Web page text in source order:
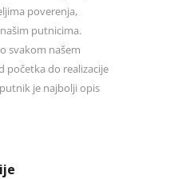
poverenja,
putnicima.
svakom našem
početka do realizacije
je najbolji opis